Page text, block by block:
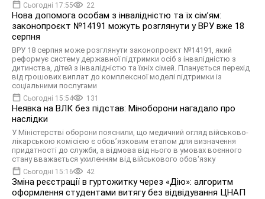
Сьогодні 17:55 22
Нова допомога особам з інвалідністю та їх сімʼям:
законопроєкт №14191 можуть розглянути у ВРУ вже 18
серпня
ВРУ 18 серпня може розглянути законопроєкт №14191, який
реформує систему державної підтримки осіб з інвалідністю з
дитинства, дітей з інвалідністю та їхніх сімей. Планується перехід
від грошових виплат до комплексної моделі підтримки із
соціальними послугами
Сьогодні 15:54 131
Неявка на ВЛК без підстав: Міноборони нагадало про
наслідки
У Міністерстві оборони пояснили, що медичний огляд військово-
лікарською комісією є обов’язковим етапом для визначення
придатності до служби, а відмова від нього в умовах воєнного
стану вважається ухиленням від військового обов'язку
Сьогодні 15:16 42
Зміна реєстрації в гуртожитку через «Дію»: алгоритм
оформлення студентами витягу без відвідування ЦНАП